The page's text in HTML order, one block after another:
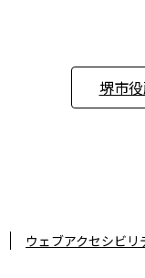
堺市
ウェブアクセシビリ